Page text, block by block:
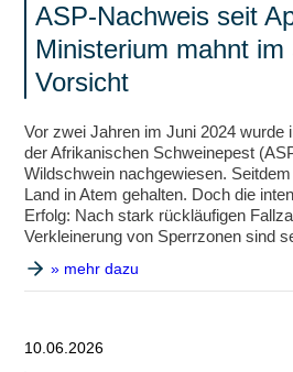
ASP-Nachweis seit
Ministerium mahnt
Vorsicht
Vor zwei Jahren im Juni 2024 wurde
der Afrikanischen Schweinepest
Wildschwein nachgewiesen.
Land in Atem gehalten. Doch die
Erfolg: Nach stark rückläufigen
Verkleinerung von Sperrzonen sind
» mehr dazu
10.06.2026